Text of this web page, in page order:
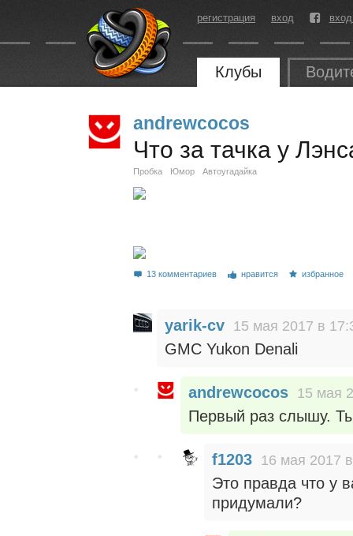
регистрация вход
Клубы
andrewcocos
Что за тачка у
Пробка Юмор Автоугадайка
13 комментариев нравится избранное
yarik-cv 15 мая 2017 в
GMC Yukon Denali
andrewcocos 15 мая
Первый раз слышу.
f1203 16 мая 2017
Это правда что у
придумали?